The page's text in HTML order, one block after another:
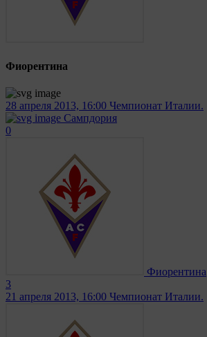
Фиорентина
28 апреля 2013, 16:00 Чемпионат Италии.
Сампдория
0
Фиорентина
3
21 апреля 2013, 16:00 Чемпионат Италии.